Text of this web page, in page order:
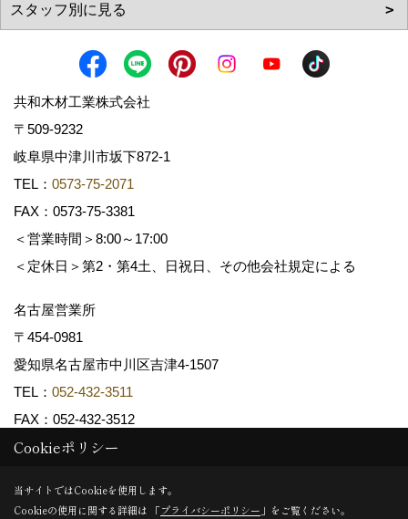
共和木材工業株式会社
〒509-9232
岐阜県中津川市坂下872‐1
TEL： 0573-75-2071
FAX：0573-75-3381
＜営業時間＞8:00～17:00
＜定休日＞第2・第4土、日祝日、その他会社規定による
名古屋営業所
〒454-0981
愛知県名古屋市中川区吉津4-1507
TEL： 052-432-3511
FAX：052-432-3512
Copyright (c) 共和木材工業株式会社. All Rights Reserved.
Produced byゴデスクリエイト
Cookieポリシー
当サイトではCookieを使用します。
Cookieの使用に関する詳細は 「プライバシーポリシー 」をご覧ください。